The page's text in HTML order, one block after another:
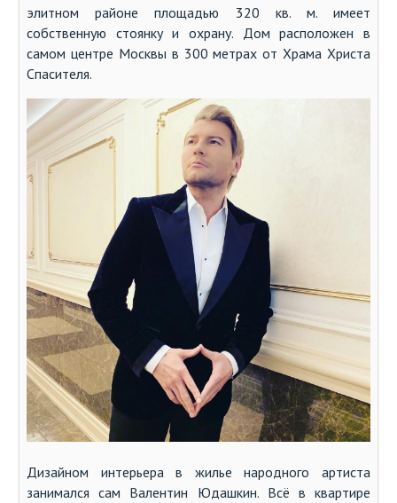
элитном районе площадью 320 кв. м. имеет
собственную стоянку и охрану. Дом расположен в
самом центре Москвы в 300 метрах от Храма Христа
Спасителя.
Дизайном интерьера в жилье народного артиста
занимался сам Валентин Юдашкин. Всё в квартире